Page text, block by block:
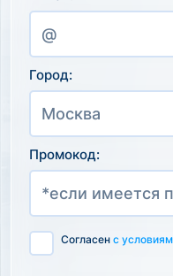
Город:
Промокод:
Согласен с